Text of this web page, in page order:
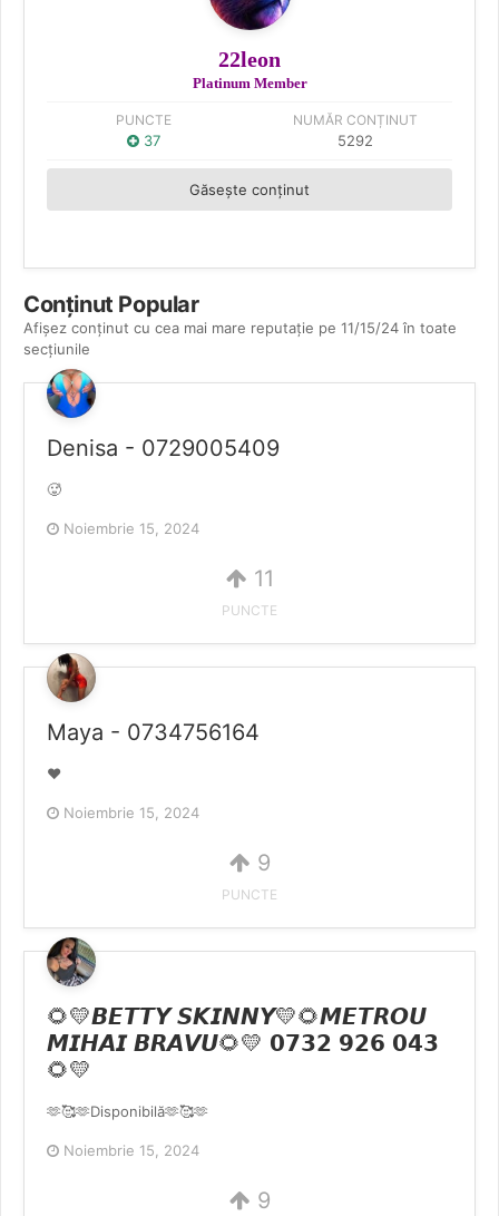
22leon
Platinum Member
PUNCTE
37
NUMĂR CONȚINUT
5292
Găsește conținut
Conținut Popular
Afișez conținut cu cea mai mare reputație pe 11/15/24 în toate
secțiunile
Denisa - 0729005409
🥵
Noiembrie 15, 2024
11
PUNCTE
Maya - 0734756164
❤️
Noiembrie 15, 2024
9
PUNCTE
🌻💛𝘽𝙀𝙏𝙏𝙔 𝙎𝙆𝙄𝙉𝙉𝙔💛🌻𝙈𝙀𝙏𝙍𝙊𝙐
𝙈𝙄𝙃𝘼𝙄 𝘽𝙍𝘼𝙑𝙐🌻💛 𝟬𝟳𝟯𝟮 𝟵𝟮𝟲 𝟬𝟰𝟯
🌻💛
🫶🥰🫶Disponibilă🫶🥰🫶
Noiembrie 15, 2024
9